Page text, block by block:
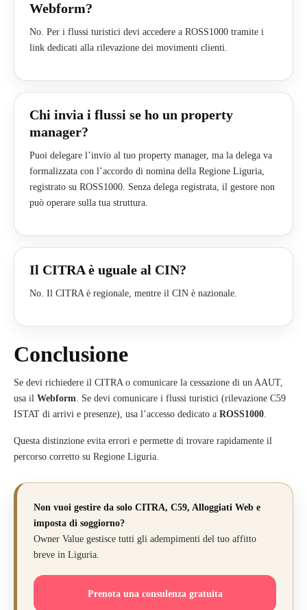
Webform?
No. Per i flussi turistici devi accedere a ROSS1000 tramite i
link dedicati alla rilevazione dei movimenti clienti.
Chi invia i flussi se ho un property
manager?
Puoi delegare l’invio al tuo property manager, ma la delega va
formalizzata con l’accordo di nomina della Regione Liguria,
registrato su ROSS1000. Senza delega registrata, il gestore non
può operare sulla tua struttura.
Il CITRA è uguale al CIN?
No. Il CITRA è regionale, mentre il CIN è nazionale.
Conclusione
Se devi richiedere il CITRA o comunicare la cessazione di un AAUT,
usa il Webform. Se devi comunicare i flussi turistici (rilevazione C59
ISTAT di arrivi e presenze), usa l’accesso dedicato a ROSS1000.
Questa distinzione evita errori e permette di trovare rapidamente il
percorso corretto su Regione Liguria.
Non vuoi gestire da solo CITRA, C59, Alloggiati Web e
imposta di soggiorno?
Owner Value gestisce tutti gli adempimenti del tuo affitto
breve in Liguria.
Prenota una consulenza gratuita